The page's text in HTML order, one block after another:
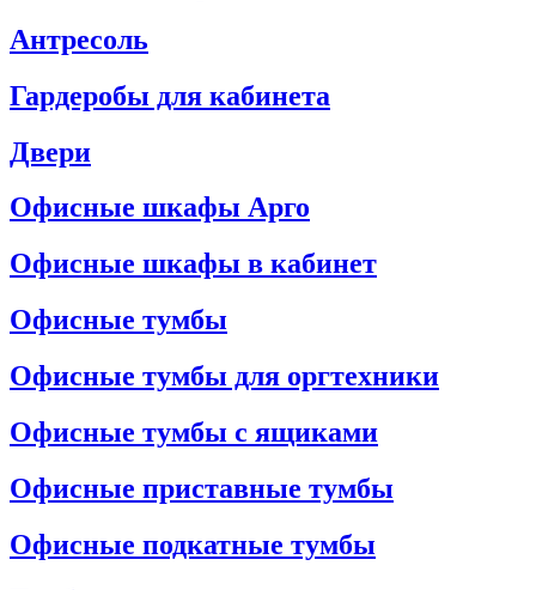
Антресоль
Гардеробы для кабинета
Двери
Офисные шкафы Арго
Офисные шкафы в кабинет
Офисные тумбы
Офисные тумбы для оргтехники
Офисные тумбы с ящиками
Офисные приставные тумбы
Офисные подкатные тумбы